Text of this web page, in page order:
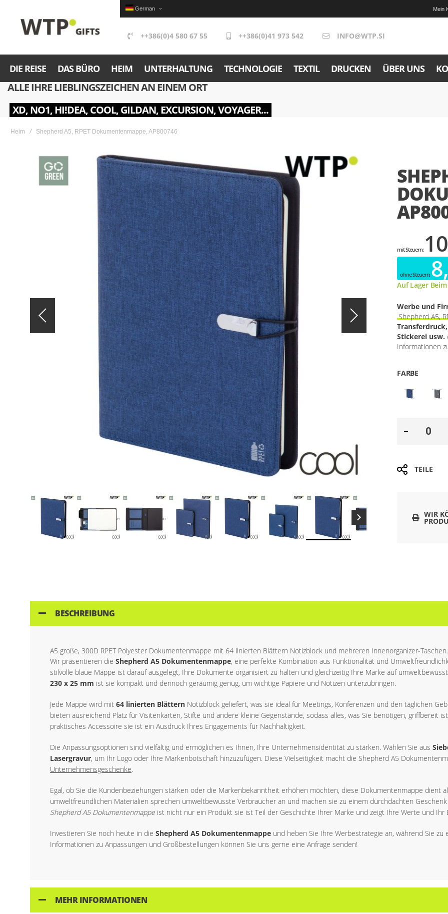
German Mein
++386(0)4 580 67 55 ++386(0)41 973 542 INFO@WTP.SI
DIE REISE DAS BÜRO HEIM UNTERHALTUNG TECHNOLOGIE TEXTIL DRUCKEN ÜBER UNS
ALLE IHRE LIEBLINGSZEICHEN AN EINEM ORT
XD, NO1, HI!DEA, COOL, GILDAN, EXCURSION, VOYAGER...
Heim Shepherd A5, RPET Dokumentenmappe, AP800746
gallery
Auf Lager
Werbe und
Shepherd A5,
Stickerei usw.
Informationen
FARBE
TEILE
WIR
BESCHREIBUNG
A5 große, 300D RPET Polyester Dokumentenmappe mit 64 linierten Blättern Notizblock und mehreren Innenorganizer-Taschen.
Wir präsentieren die Shepherd A5 Dokumentenmappe, eine perfekte Kombination aus Funktionalität und
stilvolle blaue Mappe ist darauf ausgelegt, Ihre Dokumente organisiert zu halten und gleichzeitig Ihre Marke auf
230 x 25 mm ist sie kompakt und dennoch geräumig genug, um wichtige Papiere und Notizen unterzubringen.
Jede Mappe wird mit 64 linierten Blättern Notizblock geliefert, was sie ideal für Meetings, Konferenzen und den täglichen
bieten ausreichend Platz für Visitenkarten, Stifte und andere kleine Gegenstände, sodass alles, was Sie benötigen, griffbereit
praktisches Accessoire sie ist ein Ausdruck Ihres Engagements für Nachhaltigkeit.
Die Anpassungsoptionen sind vielfältig und ermöglichen es Ihnen, Ihre Unternehmensidentität zu stärken. Wählen Sie aus
Lasergravur, um Ihr Logo oder Ihre Markenbotschaft hinzuzufügen. Diese Vielseitigkeit macht die Shepherd A5
Unternehmensgeschenke.
Egal, ob Sie die Kundenbeziehungen stärken oder die Markenbekanntheit erhöhen möchten, diese Dokumentenmappe dient
umweltfreundlichen Materialien sprechen umweltbewusste Verbraucher an und machen sie zu einem durchdachten
Shepherd A5 Dokumentenmappe ist nicht nur ein Produkt sie ist Teil der Geschichte Ihrer Marke und zeigt Ihre Werte und Ihr
Investieren Sie noch heute in die Shepherd A5 Dokumentenmappe und heben Sie Ihre Werbestrategie an, während Sie
Informationen zu Anpassungen und Großbestellungen können Sie uns gerne eine Anfrage senden!
MEHR INFORMATIONEN